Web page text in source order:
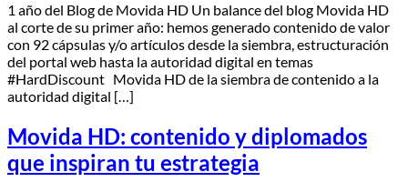
1 año del Blog de Movida HD Un balance del blog Movida HD
al corte de su primer año: hemos generado contenido de valor
con 92 cápsulas y/o artículos desde la siembra, estructuración
del portal web hasta la autoridad digital en temas
#HardDiscount Movida HD de la siembra de contenido a la
autoridad digital […]
Movida HD: contenido y diplomados
que inspiran tu estrategia